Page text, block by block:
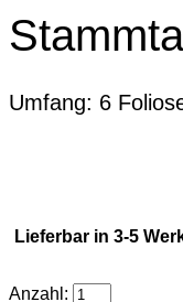
Umfang: 6
Lieferbar in 3-5
Anzahl: